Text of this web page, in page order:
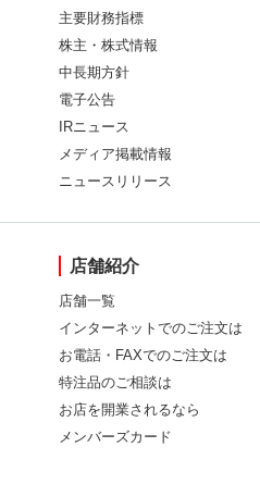
主要財務指標
株主・株式情報
中長期方針
電子公告
IRニュース
メディア掲載情報
ニュースリリース
店舗紹介
店舗一覧
インターネットでのご注文は
お電話・FAXでのご注文は
特注品のご相談は
お店を開業されるなら
メンバーズカード